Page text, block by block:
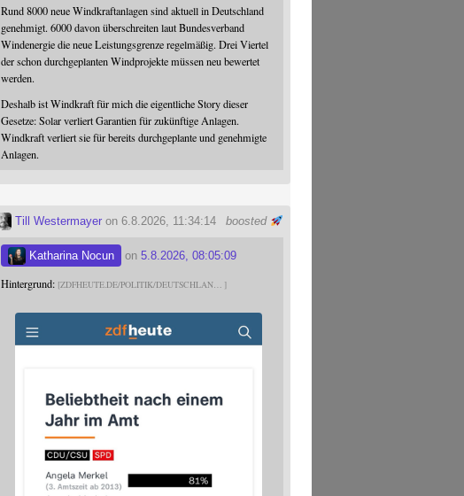
Rund 8000 neue Windkraftanlagen sind aktuell in Deutschland
genehmigt. 6000 davon überschreiten laut Bundesverband
Windenergie die neue Leistungsgrenze regelmäßig. Drei Viertel
der schon durchgeplanten Windprojekte müssen neu bewertet
werden.
Deshalb ist Windkraft für mich die eigentliche Story dieser
Gesetze: Solar verliert Garantien für zukünftige Anlagen.
Windkraft verliert sie für bereits durchgeplante und genehmigte
Anlagen.
boosted
Till Westermayer on 6.8.2026, 11:34:14
Katharina Nocun on5.8.2026, 08:05:09
Hintergrund: ZDFHEUTE.DE/POLITIK/DEUTSCHLAN